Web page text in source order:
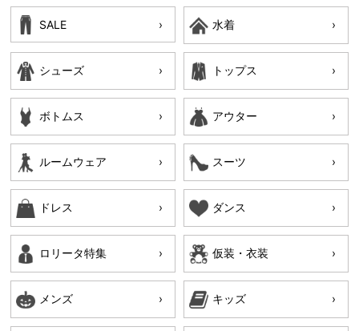
SALE 水着
シューズ トップス
ボトムス アウター
ルームウェア スーツ
ドレス ダンス
ロリータ特集 仮装・衣装
メンズ キッズ